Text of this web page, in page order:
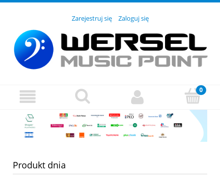
Zarejestruj się Zaloguj się
Produkt dnia